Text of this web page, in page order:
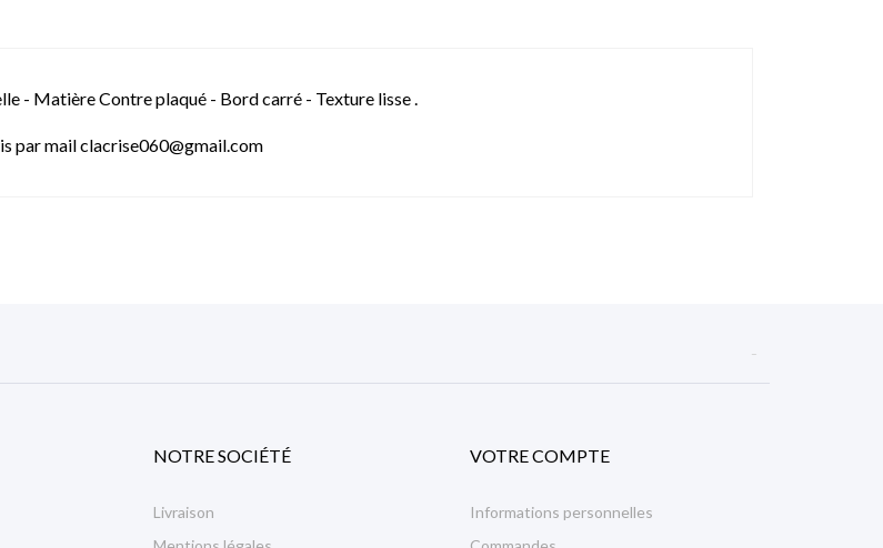
- Matière Contre plaqué - Bord carré - Texture lisse .
par mail clacrise060@gmail.com

NOTRE SOCIÉTÉ
Livraison
VOTRE COMPTE
Informations personnelles